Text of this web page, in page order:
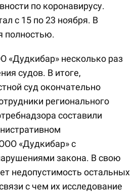
по коронавирусу.
с 15 по 23 ноября. В
полностью.
«Дудкибар» несколько раз
судов. В итоге,
суд окончательно
регионального
составили
«Дудкибар» с
закона. В свою
недопустимость остальных
с чем их исследование